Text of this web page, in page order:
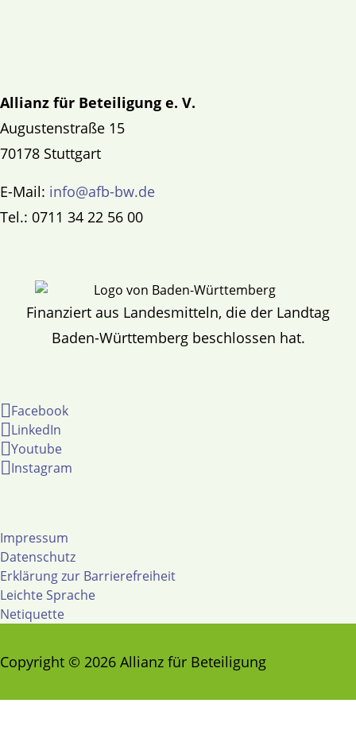
Allianz für Beteiligung e. V.
Augustenstraße 15
70178 Stuttgart
E-Mail: info@afb-bw.de
Tel.: 0711 34 22 56 00
Finanziert aus Landesmitteln, die der Landtag
Baden-Württemberg beschlossen hat.
Facebook
LinkedIn
Youtube
Instagram
Impressum
Datenschutz
Erklärung zur Barrierefreiheit
Leichte Sprache
Netiquette
Copyright © 2026 Allianz für Beteiligung